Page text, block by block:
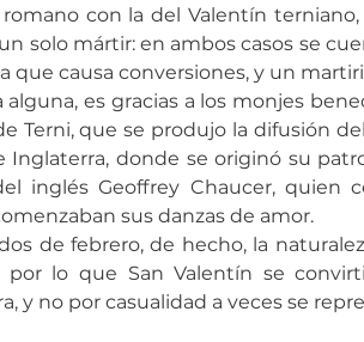
con la del Valentín
solo mártir: en ambos casos se
que causa conversiones, y un
alguna, es gracias a los monjes
Terni, que se produjo la difusión
Inglaterra, donde se originó su
inglés Geoffrey Chaucer, quien
sus danzas de amor.
de febrero, de hecho, la
por lo que San Valentín se
y no por casualidad a veces se